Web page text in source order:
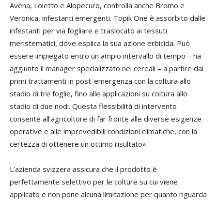
Avena, Loietto e Alopecuro, controlla anche Bromo e
Veronica, infestanti emergenti. Topik One è assorbito dalle
infestanti per via fogliare e traslocato ai tessuti
meristematici, dove esplica la sua azione erbicida. Può
essere impiegato entro un ampio intervallo di tempo – ha
aggiunto il manager specializzato nei cereali – a partire dai
primi trattamenti in post-emergenza con la coltura allo
stadio di tre foglie, fino alle applicazioni su coltura allo
stadio di due nodi. Questa flessibilità di intervento
consente all’agricoltore di far fronte alle diverse esigenze
operative e alle imprevedibili condizioni climatiche, con la
certezza di ottenere un ottimo risultato».
L’azienda svizzera assicura che il prodotto è
perfettamente selettivo per le colture su cui viene
applicato e non pone alcuna limitazione per quanto riguarda